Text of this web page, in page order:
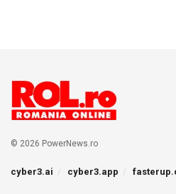
© 2026 PowerNews.ro
cyber3.ai cyber3.app